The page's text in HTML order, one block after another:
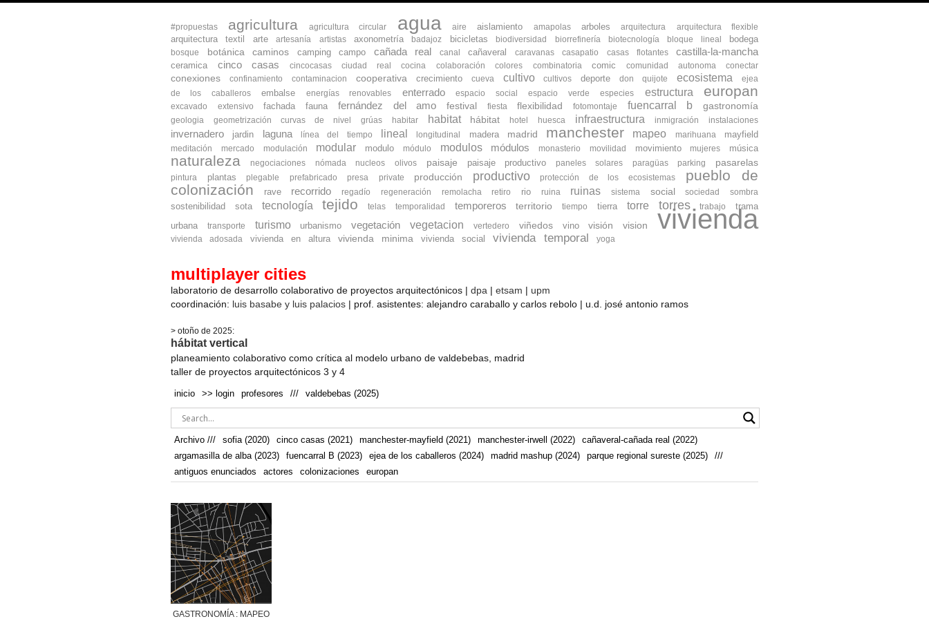
#propuestas agricultura agricultura circular agua aire aislamiento amapolas arboles arquitectura arquitectura flexible
arquitectura textil arte artesanía artistas axonometría badajoz bicicletas biodiversidad biorrefinería biotecnología bloque lineal bodega
bosque botánica caminos camping campo cañada real canal cañaveral caravanas casapatio casas flotantes castilla-la-mancha
ceramica cinco casas cincocasas ciudad real cocina colaboración colores combinatoria comic comunidad autonoma conectar
conexiones confinamiento contaminacion cooperativa crecimiento cueva cultivo cultivos deporte don quijote ecosistema
ejea
de los caballeros
embalse energías renovables enterrado espacio social espacio verde especies estructura europan
excavado extensivo fachada fauna fernández del amo festival fiesta flexibilidad fotomontaje fuencarral b gastronomía
geologia geometrización curvas de nivel grúas habitar habitat hábitat hotel huesca infraestructura inmigración instalaciones
invernadero jardin laguna línea del tiempo lineal longitudinal madera madrid manchester mapeo marihuana mayfield
meditación mercado modulación modular modulo módulo modulos módulos monasterio movilidad movimiento mujeres música
naturaleza negociaciones nómada nucleos olivos paisaje paisaje productivo paneles solares paragüas parking pasarelas
pintura plantas plegable prefabricado presa private producción productivo protección de los ecosistemas
pueblo de
colonización
rave recorrido regadío regeneración remolacha retiro rio ruina ruinas sistema social sociedad sombra
sostenibilidad sota tecnología tejido telas temporalidad temporeros territorio tiempo tierra torre torres trabajo
trama
urbana
transporte turismo urbanismo vegetación vegetacion vertedero viñedos vino visión vision vivienda
vivienda adosada vivienda en altura vivienda minima vivienda social vivienda temporal yoga
multiplayer cities
laboratorio de desarrollo colaborativo de proyectos arquitectónicos | dpa | etsam | upm
coordinación: luis basabe y luis palacios | prof. asistentes: alejandro caraballo y carlos rebolo | u.d. josé antonio ramos
> otoño de 2025:
hábitat vertical
planeamiento colaborativo como crítica al modelo urbano de valdebebas, madrid
taller de proyectos arquitectónicos 3 y 4
inicio >> login profesores /// valdebebas (2025)
Archivo /// sofia (2020) cinco casas (2021) manchester-mayfield (2021) manchester-irwell (2022)
cañaveral-cañada real (2022)
argamasilla de alba (2023)
fuencarral B (2023) ejea de los caballeros (2024) madrid mashup (2024) parque regional sureste (2025)
///
antiguos enunciados
actores colonizaciones europan
GASTRONOMÍA : MAPEO